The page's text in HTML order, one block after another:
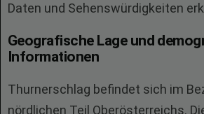
Daten und Sehenswürdigkeiten
Geografische Lage und
Informationen
Thurnerschlag befindet sich im
nördlichen Teil Oberösterreichs.